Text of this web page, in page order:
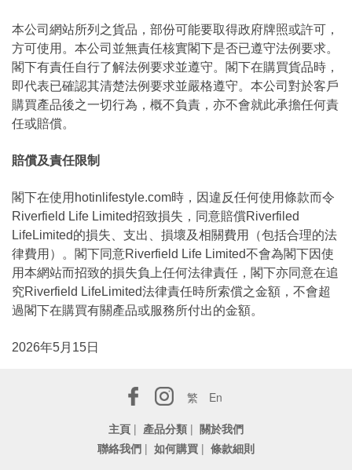
本公司網站所列之貨品，部份可能要取得政府牌照或許可，
方可使用。本公司並無責任核實閣下是否已遵守法例要求。
閣下有責任自行了解法例要求並遵守。閣下在購買貨品時，
即代表已確認其清楚法例要求並嚴格遵守。本公司對於客戶
購買產品後之一切行為，概不負責，亦不會就此承擔任何責
任或賠償。
賠償及責任限制
閣下在使用hotinlifestyle.com時，因違反任何使用條款而令
Riverfield Life Limited招致損失，同意賠償Riverfiled
LifeLimited的損失、支出、損壞及相關費用（包括合理的法
律費用）。閣下同意Riverfield Life Limited不會為閣下因使
用本網站而招致的損失負上任何法律責任，閣下亦同意在追
究Riverfield LifeLimited法律責任時所索償之金額，不會超
過閣下在購買有關產品或服務所付出的金額。
2026年5月15日
繁
En
主頁 | 產品分類 | 關於我們
聯絡我們 | 如何購買 | 條款細則